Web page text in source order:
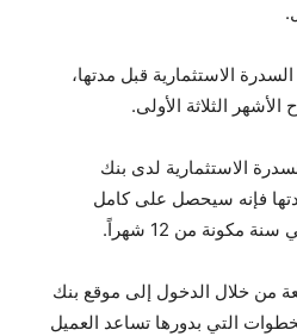
الاستثمارية قبل مدتها،
الثلاثة الأولى.
الاستثمارية لدى بنك
فإنه سيحصل على كامل
مكونة من 12 شهراً.
من خلال الدخول إلى موقع بنك
التي بدورها تساعد العميل